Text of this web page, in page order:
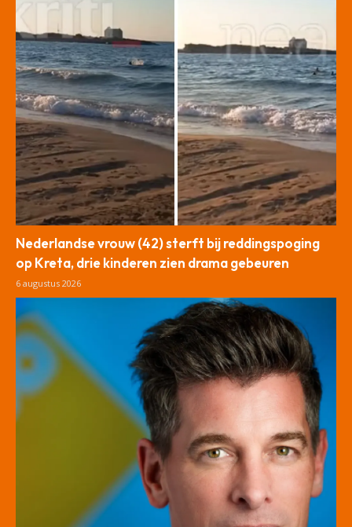
Nederlandse vrouw (42) sterft bij reddingspoging
op Kreta, drie kinderen zien drama gebeuren
6 augustus 2026